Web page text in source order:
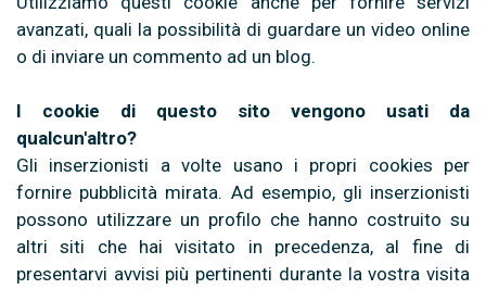
avanzati, quali la possibilità di guardare un video online
o di inviare un commento ad un blog.
I cookie di questo sito vengono usati da
qualcun'altro?
Gli inserzionisti a volte usano i propri cookies per
fornire pubblicità mirata. Ad esempio, gli inserzionisti
possono utilizzare un profilo che hanno costruito su
altri siti che hai visitato in precedenza, al fine di
presentarvi avvisi più pertinenti durante la vostra visita